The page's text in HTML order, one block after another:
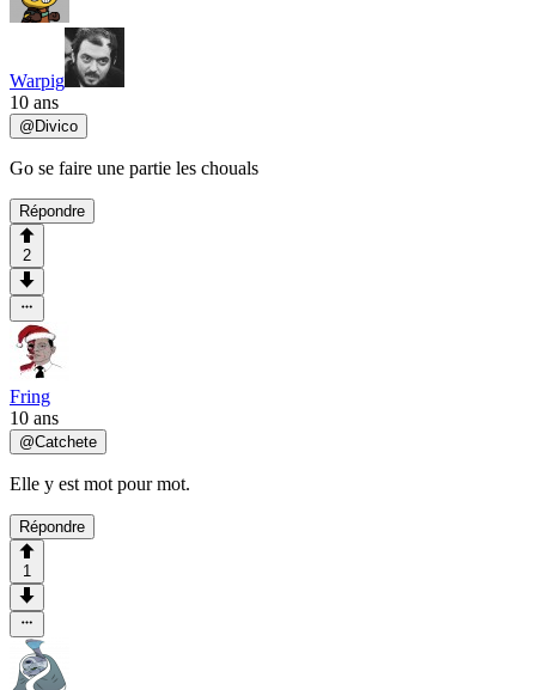
Warpig
10 ans
@ Divico
Go se faire une partie les chouals
Répondre
2
Fring
10 ans
@Catchete
Elle y est mot pour mot.
Répondre
1